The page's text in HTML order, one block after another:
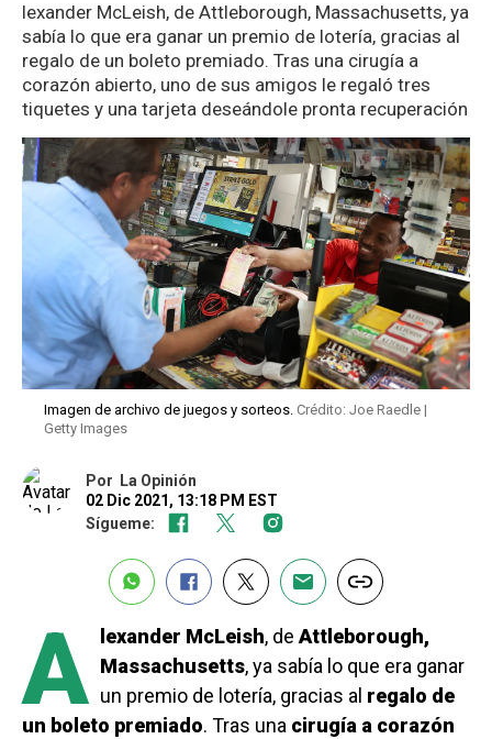
lexander McLeish, de Attleborough, Massachusetts, ya
sabía lo que era ganar un premio de lotería, gracias al
regalo de un boleto premiado. Tras una cirugía a
corazón abierto, uno de sus amigos le regaló tres
tiquetes y una tarjeta deseándole pronta recuperación
Imagen de archivo de juegos y sorteos. Crédito: Joe Raedle |
Getty Images
Por
La Opinión
02 Dic 2021, 13:18 PM EST
Sígueme:
A lexander McLeish, deAttleborough,
Massachusetts, ya sabía lo que era ganar
un premio de lotería, gracias al regalo de
un boleto premiado. Tras una cirugía a corazón